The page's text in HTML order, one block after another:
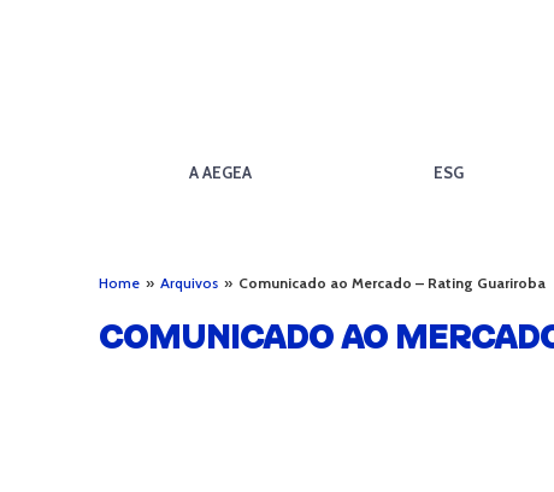
A AEGEA ESG
Home » Arquivos » Comunicado ao Mercado – Rating Guariroba
COMUNICADO AO